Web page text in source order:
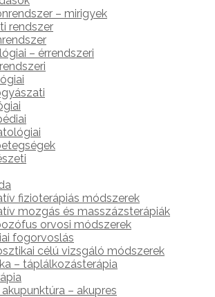
– mirigyek
rendszer
– érrendszeri
fizioterápiás módszerek
mozgás és masszázsterápiák
orvosi módszerek
fogorvoslás
célú vizsgáló módszerek
– táplálkozásterápia
akupunktúra – akupres